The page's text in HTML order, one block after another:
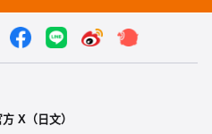
X（日文）